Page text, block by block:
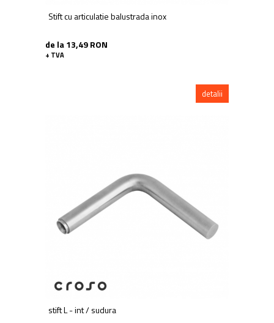
Stift cu articulatie balustrada inox
de la 13,49 RON
+ TVA
detalii
stift L - int / sudura